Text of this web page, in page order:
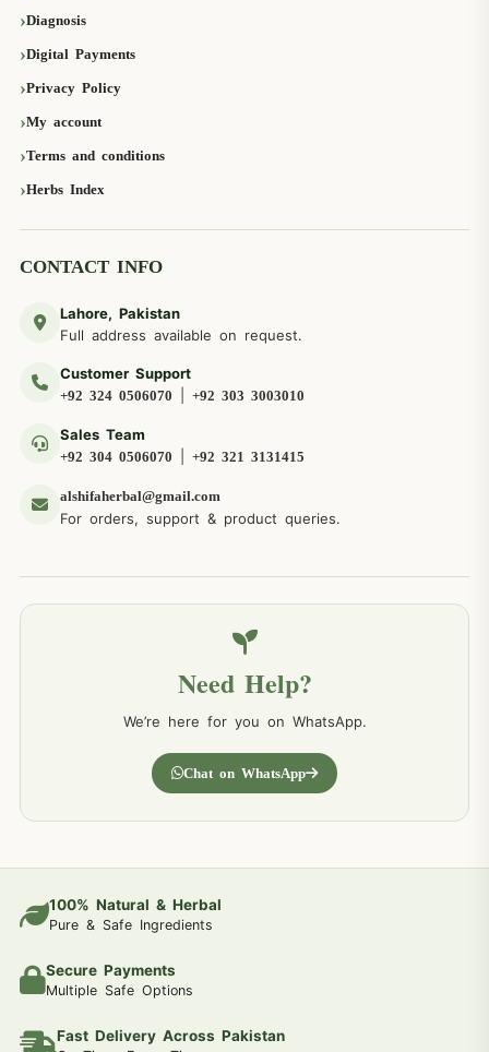
Diagnosis
Digital Payments
Privacy Policy
My account
Terms and conditions
Herbs Index
CONTACT INFO
Lahore, Pakistan
Full address available on request.
Customer Support
+92 324 0506070 +92 303 3003010
Sales Team
+92 304 0506070 +92 321 3131415
alshifaherbal@gmail.com
For orders, support & product queries.
Need Help?
We’re here for you on WhatsApp.
Chat on WhatsApp
100% Natural & Herbal
Pure & Safe Ingredients
Secure Payments
Multiple Safe Options
Fast Delivery Across Pakistan